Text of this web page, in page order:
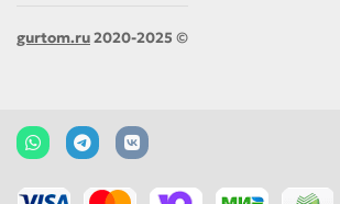
gurtom.ru2020-2025 ©